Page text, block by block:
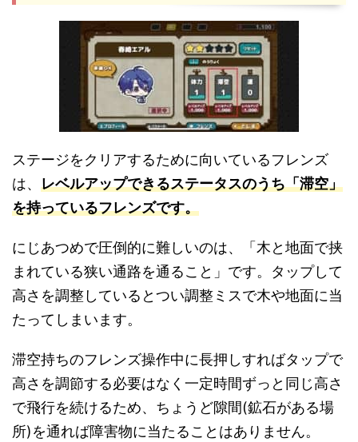
ステージをクリアするために向いているフレンズ
は、 レベルアップできるステータスのうち「滞空」
を持っているフレンズです。
にじあつめで圧倒的に難しいのは、「木と地面で挟
まれている狭い通路を通ること」です。タップして
高さを調整しているとつい調整ミスで木や地面に当
たってしまいます。
滞空持ちのフレンズ操作中に長押しすればタップで
高さを調節する必要はなく一定時間ずっと同じ高さ
で飛行を続けるため、ちょうど隙間(鉱石がある場
所)を通れば障害物に当たることはありません。